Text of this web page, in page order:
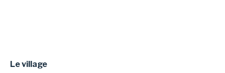
Le village